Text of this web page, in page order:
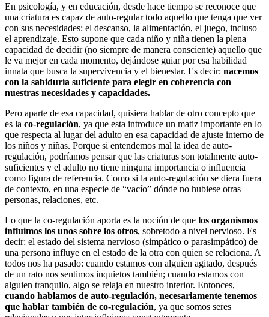
En psicología, y en educación, desde hace tiempo se reconoce que
una criatura es capaz de auto-regular todo aquello que tenga que ver
con sus necesidades: el descanso, la alimentación, el juego, incluso
el aprendizaje. Esto supone que cada niño y niña tienen la plena
capacidad de decidir (no siempre de manera consciente) aquello que
le va mejor en cada momento, dejándose guiar por esa habilidad
innata que busca la supervivencia y el bienestar. Es decir: nacemos
con la sabiduría suficiente para elegir en coherencia con
nuestras necesidades y capacidades.
Pero aparte de esa capacidad, quisiera hablar de otro concepto que
es la co-regulación, ya que esta introduce un matiz importante en lo
que respecta al lugar del adulto en esa capacidad de ajuste interno de
los niños y niñas. Porque si entendemos mal la idea de auto-
regulación, podríamos pensar que las criaturas son totalmente auto-
suficientes y el adulto no tiene ninguna importancia o influencia
como figura de referencia. Como si la auto-regulación se diera fuera
de contexto, en una especie de “vacío” dónde no hubiese otras
personas, relaciones, etc.
Lo que la co-regulación aporta es la noción de que los organismos
influimos los unos sobre los otros, sobretodo a nivel nervioso. Es
decir: el estado del sistema nervioso (simpático o parasimpático) de
una persona influye en el estado de la otra con quien se relaciona. A
todos nos ha pasado: cuando estamos con alguien agitado, después
de un rato nos sentimos inquietos también; cuando estamos con
alguien tranquilo, algo se relaja en nuestro interior. Entonces,
cuando hablamos de auto-regulación, necesariamente tenemos
que hablar también de co-regulación, ya que somos seres